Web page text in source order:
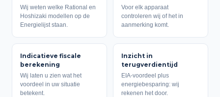
Wij weten welke Rational en
Hoshizaki modellen op de
Energielijst staan.
Voor elk apparaat
controleren wij of het in
aanmerking komt.
Indicatieve fiscale
berekening
Wij laten u zien wat het
voordeel in uw situatie
betekent.
Inzicht in
terugverdientijd
EIA-voordeel plus
energiebesparing: wij
rekenen het door.